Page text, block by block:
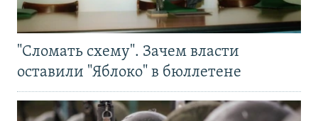
"Сломать схему". Зачем власти
оставили "Яблоко" в бюллетене